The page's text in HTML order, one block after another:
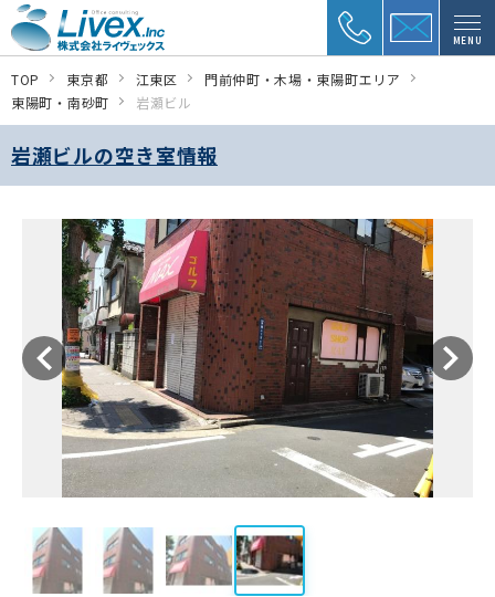
MENU
TOP 東京都 江東区
門前仲町・木場・東陽町エリア
東陽町・南砂町
岩瀬ビル
岩瀬ビルの空き室情報